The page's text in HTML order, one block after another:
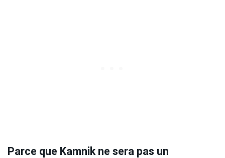
Parce que Kamnik ne sera pas un